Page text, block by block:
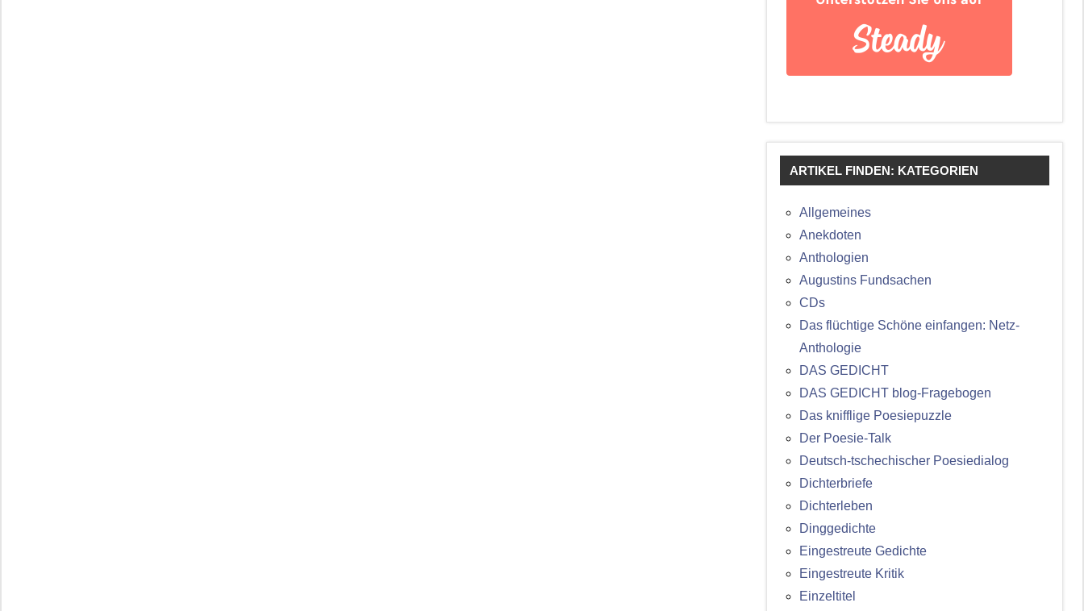
ARTIKEL FINDEN: KATEGORIEN
Allgemeines
Anekdoten
Anthologien
Augustins Fundsachen
CDs
Das flüchtige Schöne einfangen: Netz-
Anthologie
DAS GEDICHT
DAS GEDICHT blog-Fragebogen
Das knifflige Poesiepuzzle
Der Poesie-Talk
Deutsch-tschechischer Poesiedialog
Dichterbriefe
Dichterleben
Dinggedichte
Eingestreute Gedichte
Eingestreute Kritik
Einzeltitel